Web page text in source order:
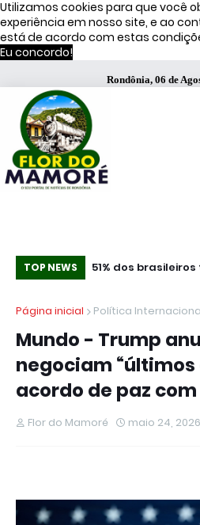
Utilizamos cookies para que você
experiência em nosso site, e ao
está de acordo com estas
Eu concordo!
Rondônia, 06 de
TOP NEWS
Operação
51% dos
Página inicial
Política
Mundo - Trump
negociam “últimos
acordo de paz
Flor do Mamoré maio 24, 2026